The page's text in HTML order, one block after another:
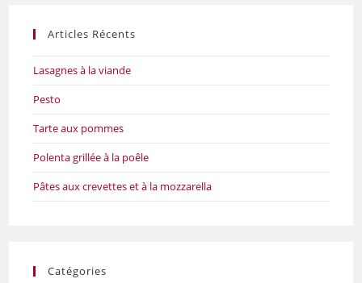
Articles Récents
Lasagnes à la viande
Pesto
Tarte aux pommes
Polenta grillée à la poêle
Pâtes aux crevettes et à la mozzarella
Catégories